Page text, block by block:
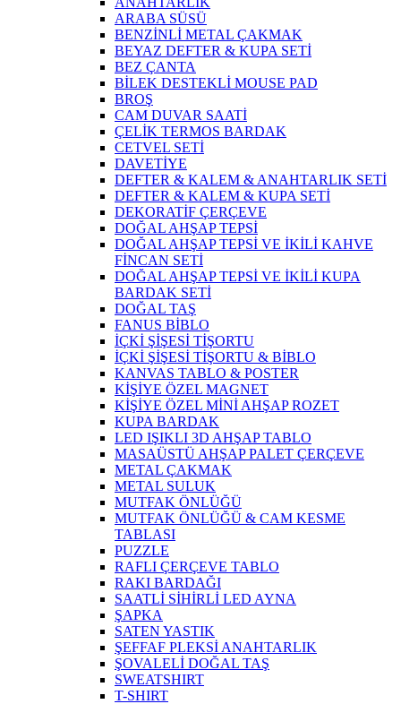
ARABA SÜSÜ
BENZİNLİ METAL ÇAKMAK
BEYAZ DEFTER & KUPA SETİ
BEZ ÇANTA
BİLEK DESTEKLİ MOUSE PAD
BROŞ
CAM DUVAR SAATİ
ÇELİK TERMOS BARDAK
CETVEL SETİ
DAVETİYE
DEFTER & KALEM & ANAHTARLIK SETİ
DEFTER & KALEM & KUPA SETİ
DEKORATİF ÇERÇEVE
DOĞAL AHŞAP TEPSİ
DOĞAL AHŞAP TEPSİ VE İKİLİ KAHVE
FİNCAN SETİ
DOĞAL AHŞAP TEPSİ VE İKİLİ KUPA
BARDAK SETİ
DOĞAL TAŞ
FANUS BİBLO
İÇKİ ŞİŞESİ TİŞORTU
İÇKİ ŞİŞESİ TİŞORTU & BİBLO
KANVAS TABLO & POSTER
KİŞİYE ÖZEL MAGNET
KİŞİYE ÖZEL MİNİ AHŞAP ROZET
KUPA BARDAK
LED IŞIKLI 3D AHŞAP TABLO
MASAÜSTÜ AHŞAP PALET ÇERÇEVE
METAL ÇAKMAK
METAL SULUK
MUTFAK ÖNLÜĞÜ
MUTFAK ÖNLÜĞÜ & CAM KESME
TABLASI
PUZZLE
RAFLI ÇERÇEVE TABLO
RAKI BARDAĞI
SAATLİ SİHİRLİ LED AYNA
ŞAPKA
SATEN YASTIK
ŞEFFAF PLEKSİ ANAHTARLIK
ŞOVALELİ DOĞAL TAŞ
SWEATSHIRT
T-SHIRT